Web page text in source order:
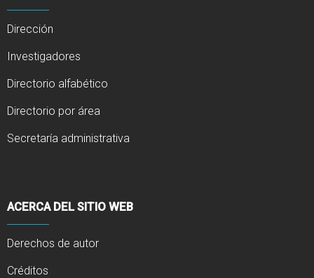
Dirección
Investigadores
Directorio alfabético
Directorio por área
Secretaría administrativa
ACERCA DEL SITIO WEB
Derechos de autor
Créditos